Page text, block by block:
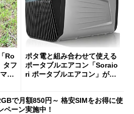
Ro
タフ
ー
ポタ電と組み合わせて使える
ポータブルエアコン「Soraio
ri ポータブルエアコン」がセ
で月額850円～ 格安SIMをお得に使
ペーン実施中！